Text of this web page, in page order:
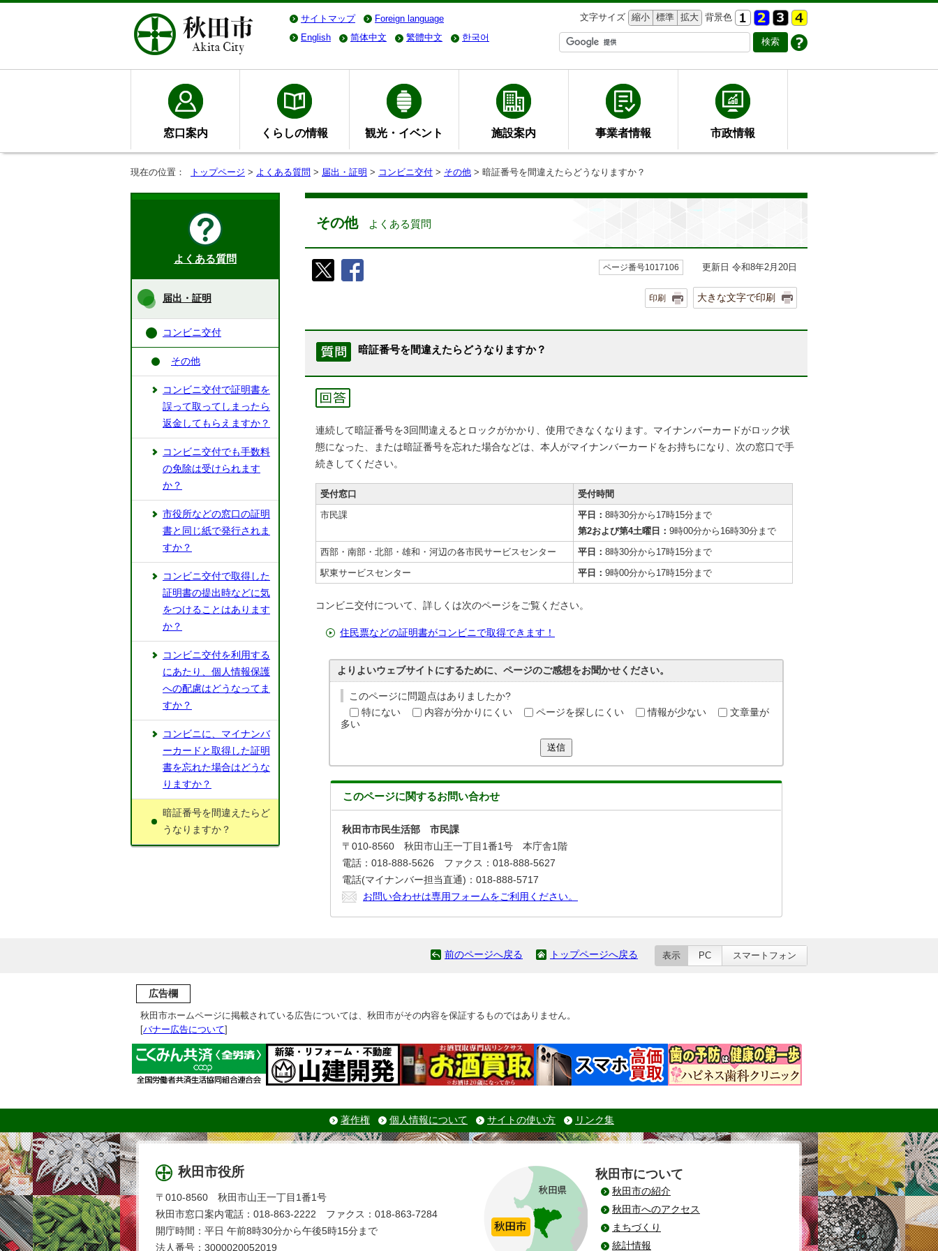
サイトマップ Foreign language 文字サイズ 縮小 標準 拡大 背景色
English
简体中文 繁體中文 한국어
窓口案内 くらしの情報 観光・イベント 施設案内 事業者情報 市政情報
現在の位置： トップページ > よくある質問 > 届出・証明 > コンビニ交付 > その他 > 暗証番号を間違えたらどうなりますか？
その他よくある質問
ページ番号1017106 更新日 令和8年2月20日
印刷 大きな文字で印刷
暗証番号を間違えたらどうなりますか？
連続して暗証番号を3回間違えるとロックがかかり、使用できなくなります。マイナンバーカードがロック状
態になった、または暗証番号を忘れた場合などは、本人がマイナンバーカードをお持ちになり、次の窓口で手
続きしてください。
受付窓口
受付時間
市民課
平日： 8時30分から17時15分まで
第2および第4土曜日： 9時00分から16時30分まで
西部・南部・北部・雄和・河辺の各市民サービスセンター
平日： 8時30分から17時15分まで
駅東サービスセンター
平日： 9時00分から17時15分まで
コンビニ交付について、詳しくは次のページをご覧ください。
住民票などの証明書がコンビニで取得できます！
よりよいウェブサイトにするために、ページのご感想をお聞かせください。
このページに問題点はありましたか?
特にない
内容が分かりにくい ページを探しにくい 情報が少ない
文章量が
多い
送信
このページに関するお問い合わせ
秋田市市民生活部 市民課
〒010-8560 秋田市山王一丁目1番1号 本庁舎1階
電話：018-888-5626 ファクス：018-888-5627
電話(マイナンバー担当直通)：018-888-5717
お問い合わせは専用フォームをご利用ください。
よくある質問
届出・証明
コンビニ交付
その他
コンビニ交付で証明書を
誤って取ってしまったら
返金してもらえますか？
コンビニ交付でも手数料
の免除は受けられます
か？
市役所などの窓口の証明
書と同じ紙で発行されま
すか？
コンビニ交付で取得した
証明書の提出時などに気
をつけることはあります
か？
コンビニ交付を利用する
にあたり、個人情報保護
への配慮はどうなってま
すか？
コンビニに、マイナンバ
ーカードと取得した証明
書を忘れた場合はどうな
りますか？
暗証番号を間違えたらど
うなりますか？
前のページへ戻る トップページへ戻る 表示 PC スマートフォン
広告欄
秋田市ホームページに掲載されている広告については、秋田市がその内容を保証するものではありません。
[バナー広告について]
著作権 個人情報について サイトの使い方 リンク集
秋田市役所
〒010-8560 秋田市山王一丁目1番1号
秋田市窓口案内電話：018-863-2222 ファクス：018-863-7284
開庁時間：平日 午前8時30分から午後5時15分まで
法人番号：3000020052019
秋田市について
秋田市の紹介
秋田市へのアクセス
まちづくり
統計情報